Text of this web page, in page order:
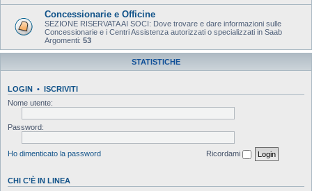
Concessionarie e Officine
SEZIONE RISERVATA AI SOCI: Dove trovare e dare informazioni sulle
Concessionarie e i Centri Assistenza autorizzati o specializzati in Saab
Argomenti: 53
STATISTICHE
LOGIN • ISCRIVITI
Nome utente:
Password:
Ho dimenticato la password Ricordami
CHI C’È IN LINEA